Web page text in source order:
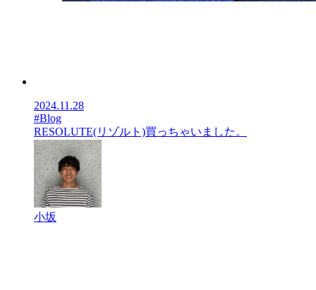
2024.11.28
#Blog
RESOLUTE(リゾルト)買っちゃいました。
小坂